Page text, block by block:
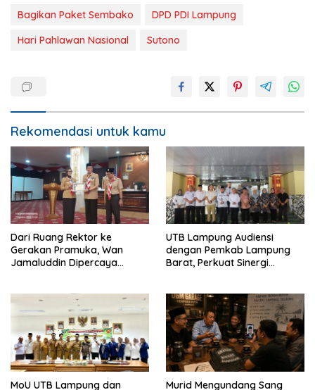
Bagikan Paket Sembako
DPD PDI Lampung
Hari Pahlawan Nasional
Sutono
Rekomendasi untuk kamu
Dari Ruang Rektor ke
Gerakan Pramuka, Wan
Jamaluddin Dipercaya
UTB Lampung Audiensi
dengan Pemkab Lampung
Barat, Perkuat Sinergi
MoU UTB Lampung dan
Murid Mengundang Sang